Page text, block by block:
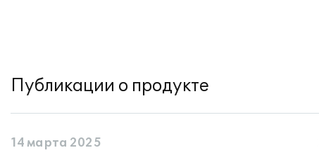
Публикации о продукте
14 марта 2025